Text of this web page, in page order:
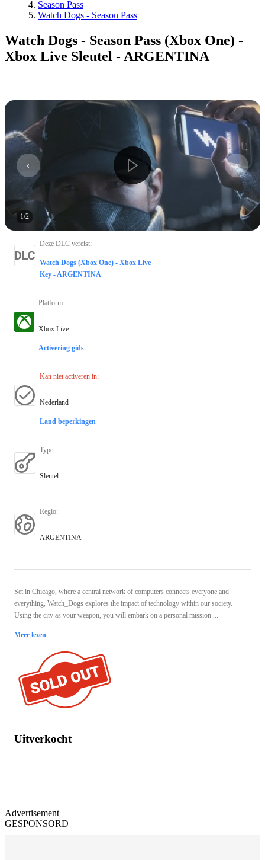
Season Pass
Watch Dogs - Season Pass
Watch Dogs - Season Pass (Xbox One) -
Xbox Live Sleutel - ARGENTINA
1/2
Deze DLC vereist:
Watch Dogs (Xbox One) - Xbox Live
Key - ARGENTINA
Platform:
Xbox Live
Activering gids
Kan niet activeren in:
Nederland
Land beperkingen
Type:
Sleutel
Regio:
ARGENTINA
Set in Chicago, where a central network of computers connects everyone and
everything, Watch_Dogs explores the impact of technology within our society.
Using the city as your weapon, you will embark on a personal mission ...
Meer lezen
Uitverkocht
Advertisement
GESPONSORD